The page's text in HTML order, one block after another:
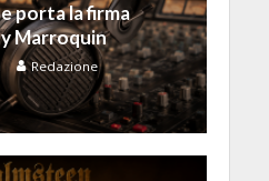
porta la firma
Marroquin
Redazione